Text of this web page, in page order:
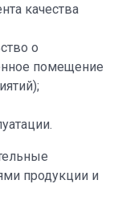
качества
о
помещение
продукции и